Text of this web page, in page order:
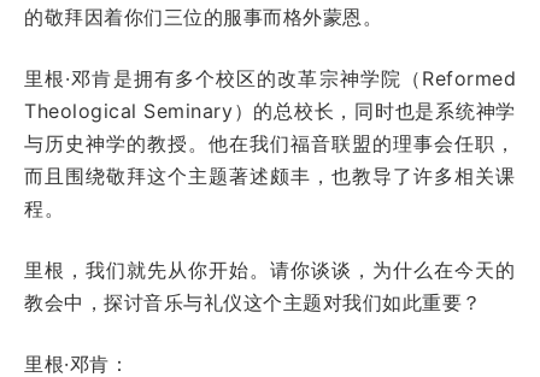
的敬拜因着你们三位的服事而格外蒙恩。
里根·邓肯是拥有多个校区的改革宗神学院（Reformed
Theological Seminary）的总校长，同时也是系统神学
与历史神学的教授。他在我们福音联盟的理事会任职，
而且围绕敬拜这个主题著述颇丰，也教导了许多相关课
程。
里根，我们就先从你开始。请你谈谈，为什么在今天的
教会中，探讨音乐与礼仪这个主题对我们如此重要？
里根·邓肯：